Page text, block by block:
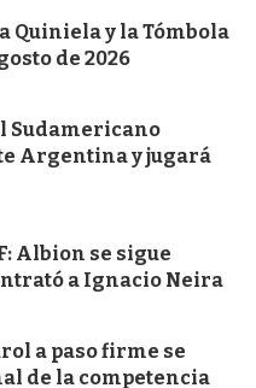
Quiniela y la Tómbola
de 2026
Sudamericano
Argentina y jugará
Albion se sigue
a Ignacio Neira
a paso firme se
de la competencia